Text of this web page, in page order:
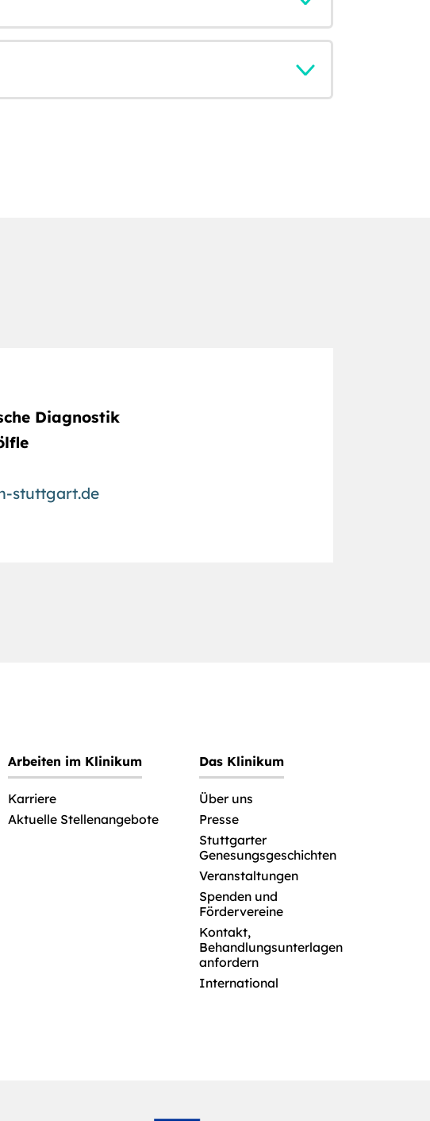
Diagnostik
stuttgart.de
Arbeiten im Klinikum
Karriere
Aktuelle Stellenangebote
Das Klinikum
Über uns
Presse
Stuttgarter
Genesungsgeschichten
Veranstaltungen
Spenden und
Fördervereine
Kontakt,
Behandlungsunterlagen
anfordern
International